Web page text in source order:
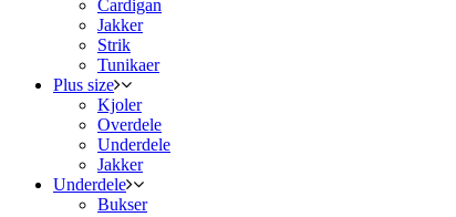
Cardigan
Jakker
Strik
Tunikaer
Plus size
Kjoler
Overdele
Underdele
Jakker
Underdele
Bukser